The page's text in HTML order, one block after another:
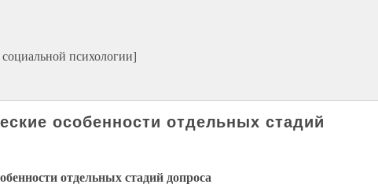
психологии]
особенности отдельных стадий
отдельных стадий допроса